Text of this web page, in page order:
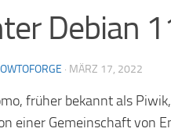
Debian
· MÄRZ 17, 2022
früher bekannt als
einer Gemeinschaft von